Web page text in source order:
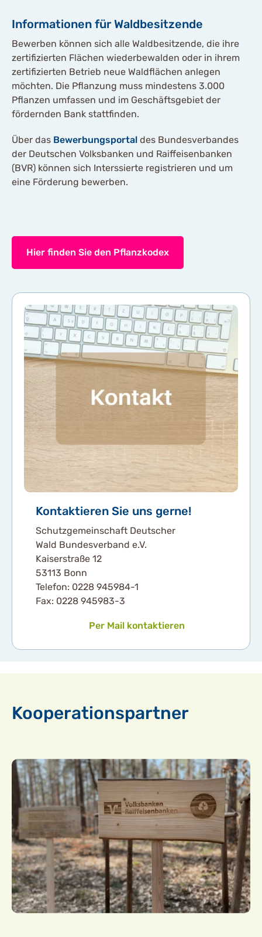
Informationen für Waldbesitzende
Bewerben können sich alle Waldbesitzende, die ihre
zertifizierten Flächen wiederbewalden oder in ihrem
zertifizierten Betrieb neue Waldflächen anlegen
möchten. Die Pflanzung muss mindestens 3.000
Pflanzen umfassen und im Geschäftsgebiet der
fördernden Bank stattfinden.
Über das Bewerbungsportal des Bundesverbandes
der Deutschen Volksbanken und Raiffeisenbanken
(BVR) können sich Interssierte registrieren und um
eine Förderung bewerben.
Hier finden Sie den Pflanzkodex
Kontaktieren Sie uns gerne!
Schutzgemeinschaft Deutscher
Wald Bundesverband e.V.
Kaiserstraße 12
53113 Bonn
Telefon: 0228 945984-1
Fax: 0228 945983-3
Per Mail kontaktieren
Kooperationspartner